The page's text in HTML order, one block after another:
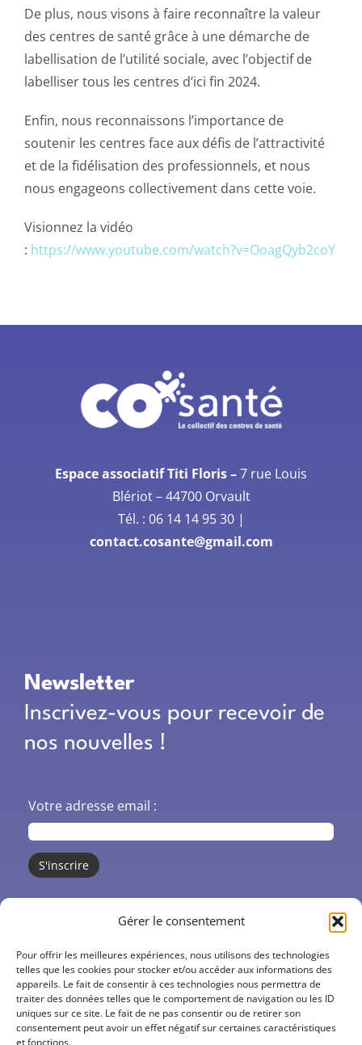
Gérer le consentement
Pour offrir les meilleures expériences, nous utilisons des technologies
telles que les cookies pour stocker et/ou accéder aux informations des
appareils. Le fait de consentir à ces technologies nous permettra de
traiter des données telles que le comportement de navigation ou les ID
uniques sur ce site. Le fait de ne pas consentir ou de retirer son
consentement peut avoir un effet négatif sur certaines caractéristiques
et fonctions.
De plus, nous visons à faire reconnaître la valeur
des centres de santé grâce à une démarche de
labellisation de l’utilité sociale, avec l’objectif de
labelliser tous les centres d’ici fin 2024.
Enfin, nous reconnaissons l’importance de
soutenir les centres face aux défis de l’attractivité
et de la fidélisation des professionnels, et nous
nous engageons collectivement dans cette voie.
Visionnez la vidéo
: https://www.youtube.com/watch?v=OoagQyb2coY
Espace associatif Titi Floris –7 rue Louis
Blériot –44700 Orvault
Tél. : 06 14 14 95 30|
contact.cosante@gmail.com
Newsletter
Inscrivez-vous pour recevoir de
nos nouvelles !
Votre adresse email :
CO’santé
Centres de santé
Actions
Actualités